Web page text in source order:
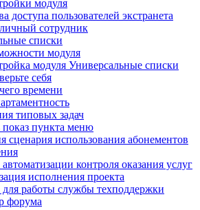
модуля
доступа пользователей экстранета
сотрудник
списки
модуля
модуля Универсальные списки
себя
времени
типовых задач
показ пункта меню
сценария использования абонементов
контроля оказания услуг
исполнения проекта
работы службы техподдержки
форума